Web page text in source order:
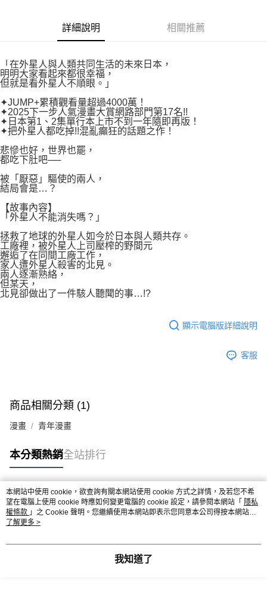
權轉讓予恩沛科技股份有限公司。
２．關於個人資料處理事宜，請瀏覽以下網址：
https://aftee.tw/terms/#terms3
３．未成年的使用者請事先徵得法定代理人或監護人之同意方可使用
「AFTEE先享後付」，若未經同意申辦者引起之損失，本公司不負相關責
任。
４．使用「AFTEE先享後付」時，將依據個別帳號之用戶狀況，依本公司即
請求用戶進行身份認證。
５．嚴禁一人註冊多個帳號或使用他人資訊註冊。若發現惡意使用之情形，
恩沛科技股份有限公司將有權停止該用戶之使用額度並採取法律行動。
付款後7-11取貨
每筆NT$80，滿NT$500(含以上)免運費
宅配
每筆NT$100，滿NT$800(含以上)免運費
國家/地區配送
詳細說明 相關推薦
「在外星人與人類共同生活的未來日本，
明明大家看起來都很幸福，
但就是看外星人不順眼。」
✦JUMP+累積觀看量超過4000萬！
✦2025下一步人氣漫畫大賞網路部門第17名!!
✦日本第1、2集單行本上市不到一年隨即再版！
✦把外星人都吃掉!!混亂癲狂的話題之作！
悲慘也好，世界也罷，
都吃下肚吧──
被「厭惡」驅使的兩人，
結局會是…？
【故事內容】
「外星人不能消失嗎？」
拯救了地球的外星人如今於日本與人類共存。
工廠裡，被外星人上司壓榨的野間元
邂逅了在同間工廠工作，
家人遭外星人殺害的北見。
兩人逐漸熟絡，
但某天，
北見卻做出了一件駭人聽聞的事…!?
顯示電腦版詳細說明
客服
商品相關分類 (1)
漫畫 青年漫畫
本分類熱銷全站排行
熱門標籤
本網站中使用 cookie，欲查詢有關本網站使用 cookie 方式之詳情，及若您不希
望在電腦上使用 cookie 時應如何變更電腦的 cookie 設定，請參閱本網站「 隱私
權條款 」之 Cookie 聲明。您繼續使用本網站即表示您同意本公司得按本網站使
用條款之 Cookie 聲明使用 cookie。
了解更多 >
我知道了